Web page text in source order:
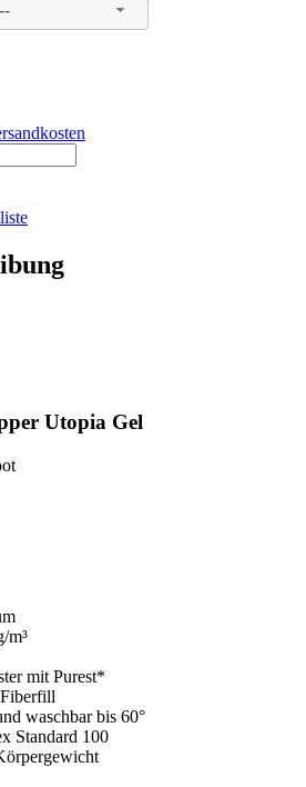
Utopia Gel
m³
mit Purest*
waschbar bis 60°
Standard 100